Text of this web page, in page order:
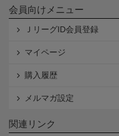
会員向けメニュー
ＪリーグID会員登録
マイページ
購入履歴
メルマガ設定
関連リンク